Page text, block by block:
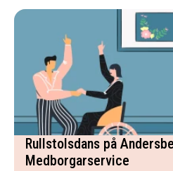
Rullstolsdans på
Medborgarservice